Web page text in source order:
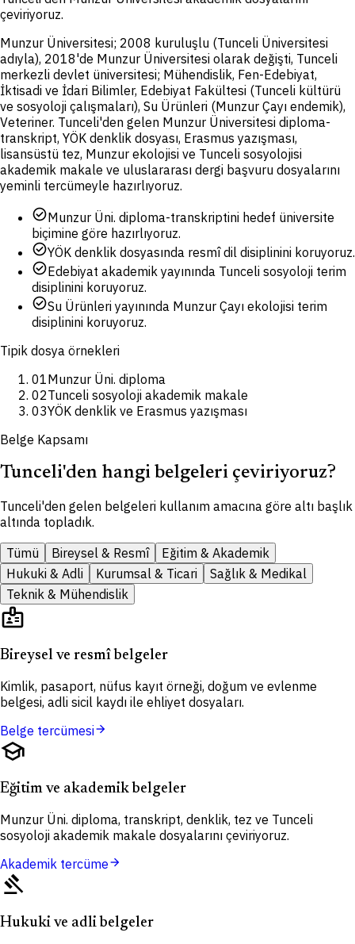
çeviriyoruz.
Munzur Üniversitesi; 2008 kuruluşlu (Tunceli Üniversitesi
adıyla), 2018'de Munzur Üniversitesi olarak değişti, Tunceli
merkezli devlet üniversitesi; Mühendislik, Fen-Edebiyat,
İktisadi ve İdari Bilimler, Edebiyat Fakültesi (Tunceli kültürü
ve sosyoloji çalışmaları), Su Ürünleri (Munzur Çayı endemik),
Veteriner. Tunceli'den gelen Munzur Üniversitesi diploma-
transkript, YÖK denklik dosyası, Erasmus yazışması,
lisansüstü tez, Munzur ekolojisi ve Tunceli sosyolojisi
akademik makale ve uluslararası dergi başvuru dosyalarını
yeminli tercümeyle hazırlıyoruz.
check_circleMunzur Üni. diploma-transkriptini hedef üniversite
biçimine göre hazırlıyoruz.
check_circleYÖK denklik dosyasında resmî dil disiplinini koruyoruz.
check_circleEdebiyat akademik yayınında Tunceli sosyoloji terim
disiplinini koruyoruz.
check_circleSu Ürünleri yayınında Munzur Çayı ekolojisi terim
disiplinini koruyoruz.
Tipik dosya örnekleri
01Munzur Üni. diploma
02Tunceli sosyoloji akademik makale
03YÖK denklik ve Erasmus yazışması
Belge Kapsamı
Tunceli'den hangi belgeleri çeviriyoruz?
Tunceli'den gelen belgeleri kullanım amacına göre altı başlık
altında topladık.
Tümü
Bireysel & Resmî
Eğitim & Akademik
Hukuki & Adli
Kurumsal & Ticari
Sağlık & Medikal
Teknik & Mühendislik
badge
Bireysel ve resmî belgeler
Kimlik, pasaport, nüfus kayıt örneği, doğum ve evlenme
belgesi, adli sicil kaydı ile ehliyet dosyaları.
Belge tercümesiarrow_forward
school
Eğitim ve akademik belgeler
Munzur Üni. diploma, transkript, denklik, tez ve Tunceli
sosyoloji akademik makale dosyalarını çeviriyoruz.
Akademik tercümearrow_forward
gavel
Hukuki ve adli belgeler